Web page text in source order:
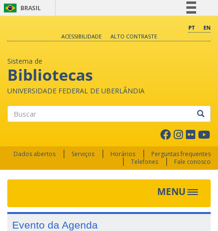
BRASIL
Comunica BR
PT
EN
ACESSIBILIDADE
ALTO CONTRASTE
Sistema de
Bibliotecas
UNIVERSIDADE FEDERAL DE UBERLÂNDIA
Dados abertos Serviços Horários
Perguntas frequentes
Telefones
Fale conosco
MENU Toggle
Evento da Agenda